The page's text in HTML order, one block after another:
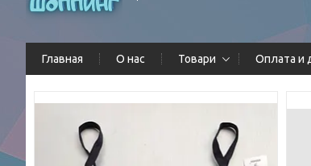
Главная О нас Товари Оплата и